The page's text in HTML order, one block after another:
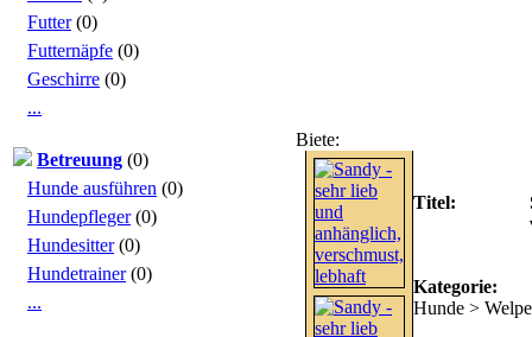
Futter(0)
Futternäpfe (0)
Geschirre (0)
...
Betreuung (0)
Hunde ausführen (0)
Hundepfleger(0)
Hundesitter(0)
Hundetrainer(0)
...
Biete:
Titel:
Kategorie:
Hunde >